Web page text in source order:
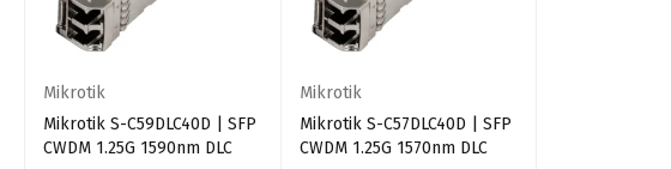
Mikrotik
Mikrotik S-C59DLC40D | SFP
CWDM 1.25G 1590nm DLC
Mikrotik
Mikrotik S-C57DLC40D | SFP
CWDM 1.25G 1570nm DLC